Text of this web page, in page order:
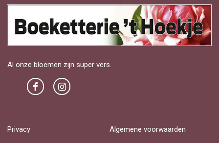
Al onze bloemen zijn super vers.
Privacy Algemene voorwaarden